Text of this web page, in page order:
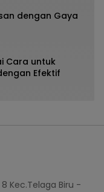
dengan Gaya
Cara untuk
Efektif
8 Kec.Telaga Biru -